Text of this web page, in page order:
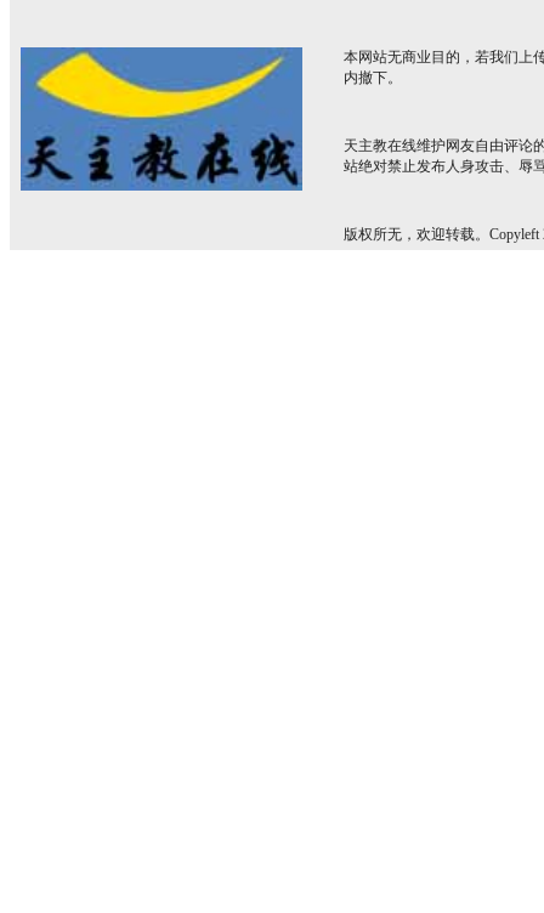
本网站无商业目的，若我们上
内撤下。
天主教在线维护网友自由评论
站绝对禁止发布人身攻击、辱
版权所无，欢迎转载。